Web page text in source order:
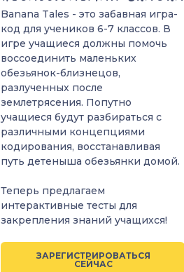
Banana Tales - это забавная игра-
код для учеников 6-7 классов. В
игре учащиеся должны помочь
воссоединить маленьких
обезьянок-близнецов,
разлученных после
землетрясения. Попутно
учащиеся будут разбираться с
различными концепциями
кодирования, восстанавливая
путь детеныша обезьянки домой.
Теперь предлагаем
интерактивные тесты для
закрепления знаний учащихся!
ЗАРЕГИСТРИРОВАТЬСЯ
СЕЙЧАС